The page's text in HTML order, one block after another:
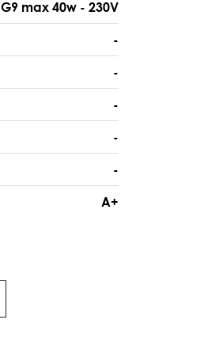
G9 max 40w - 230V
-
-
-
-
-
A+